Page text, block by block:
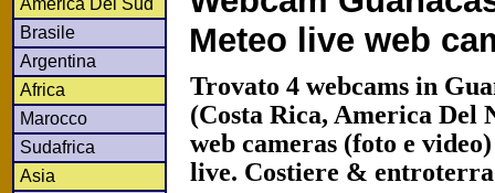
Brasile
Argentina
Africa
Marocco
Sudafrica
Asia
Meteo live web
Trovato 4 webcams in
(Costa Rica, America Del
web cameras (foto e
live. Costiere & entroterra